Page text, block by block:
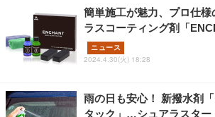
簡単施工が魅力、プロ仕
ラスコーティング剤「
ニュース
2024.4.30(火) 18:28
雨の日も安心！ 新撥水剤
タック」…シュアラスター